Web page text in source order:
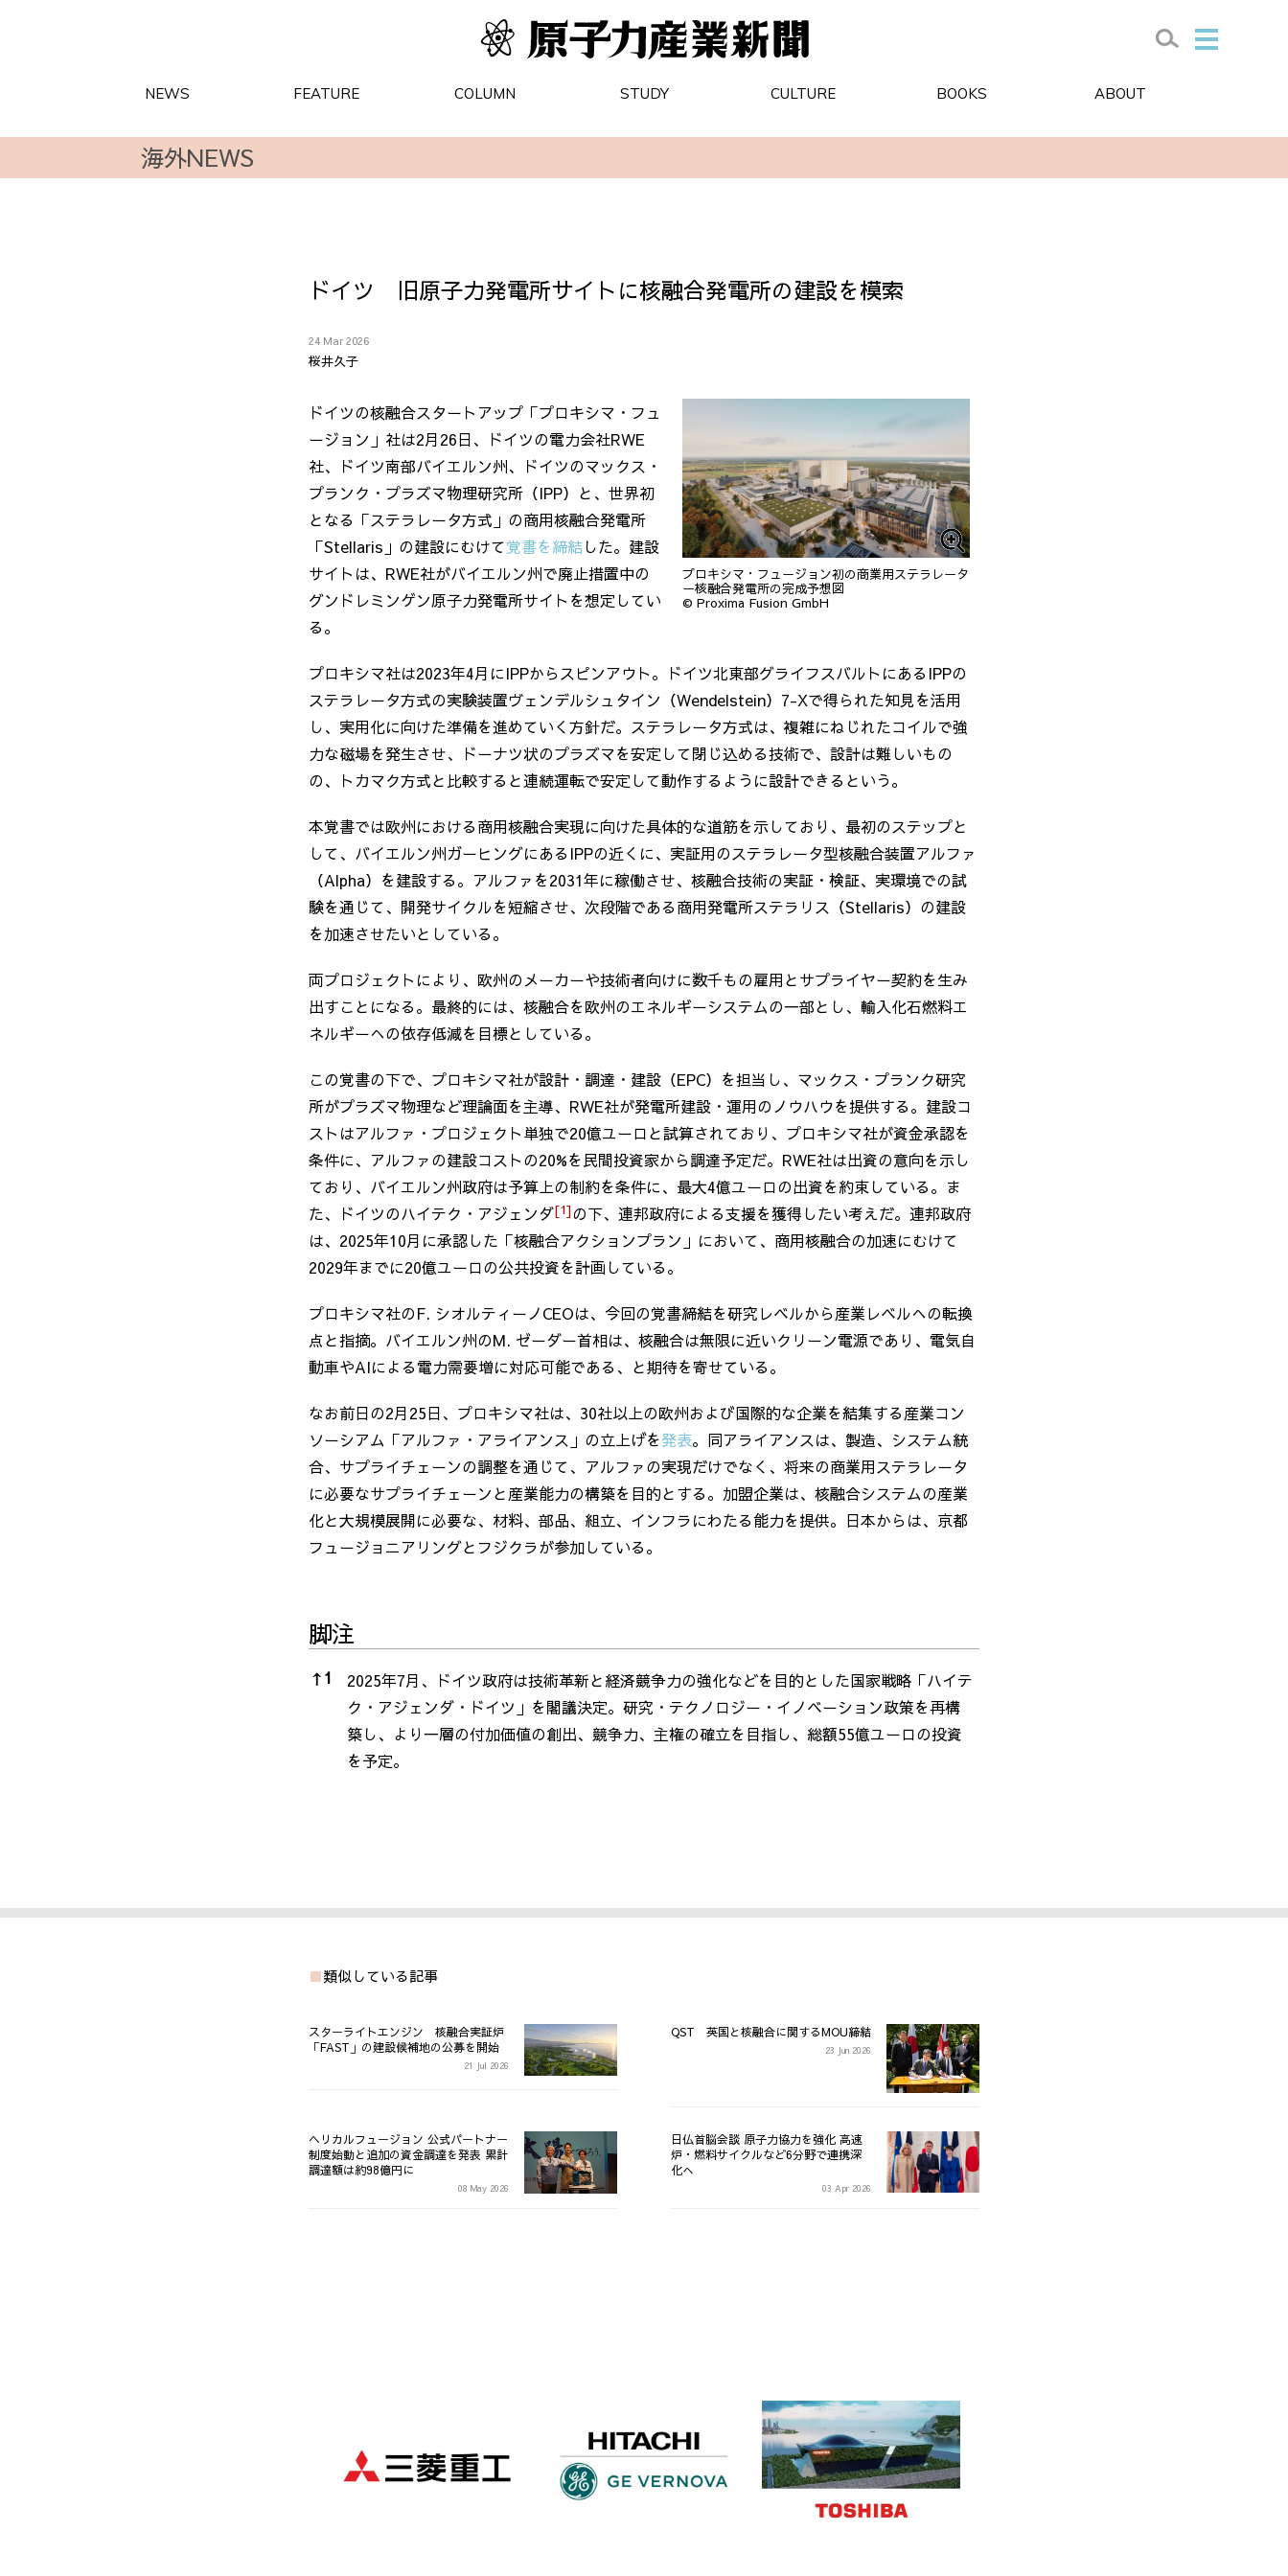
NEWS FEATURE COLUMN STUDY CULTURE BOOKS ABOUT
海外NEWS
ドイツ 旧原子力発電所サイトに核融合発電所の建設を模索
24 Mar 2026
桜井久子
プロキシマ・フュージョン初の商業用ステラレータ
ー核融合発電所の完成予想図
© Proxima Fusion GmbH
ドイツの核融合スタートアップ「プロキシマ・フュ
ージョン」社は2月26日、ドイツの電力会社RWE
社、ドイツ南部バイエルン州、ドイツのマックス・
プランク・プラズマ物理研究所（IPP）と、世界初
となる「ステラレータ方式」の商用核融合発電所
「Stellaris 」の建設にむけて覚書を締結した。建設
サイトは、 RWE社がバイエルン州で廃止措置中の
グンドレミンゲン原子力発電所サイトを想定してい
る。
プロキシマ社は2023年4月にIPPからスピンアウト。ドイツ北東部グライフスバルトにあるIPPの
ステラレータ方式の実験装置ヴェンデルシュタイン（Wendelstein）7-Xで得られた知見を活用
し、実用化に向けた準備を進めていく方針だ。ステラレータ方式は、複雑にねじれたコイルで強
力な磁場を発生させ、ドーナツ状のプラズマを安定して閉じ込める技術で、設計は難しいもの
の、トカマク方式と比較すると連続運転で安定して動作するように設計できるという。
本覚書では欧州における商用核融合実現に向けた具体的な道筋を示しており、最初のステップと
して、バイエルン州ガーヒングにある IPPの近くに、実証用のステラレータ型核融合装置アルファ
（Alpha）を建設する。アルファを2031年に稼働させ、核融合技術の実証・検証、実環境での試
験を通じて、開発サイクルを短縮させ、次段階である商用発電所ステラリス（Stellaris）の建設
を加速させたいとしている。
両プロジェクトにより、欧州のメーカーや技術者向けに数千もの雇用とサプライヤー契約を生み
出すことになる。最終的には、核融合を欧州のエネルギーシステムの一部とし、輸入化石燃料エ
ネルギーへの依存低減を目標としている。
この覚書の下で、プロキシマ社が設計・調達・建設（EPC）を担当し、マックス・プランク研究
所がプラズマ物理など理論面を主導、 RWE社が発電所建設・運用のノウハウを提供する。建設コ
ストはアルファ・プロジェクト単独で20億ユーロと試算されており、プロキシマ社が資金承認を
条件に、アルファの建設コストの20%を民間投資家から調達予定だ。RWE社は出資の意向を示し
ており、バイエルン州政府は予算上の制約を条件に、最大4億ユーロの出資を約束している。ま
た、ドイツのハイテク・アジェンダ[1]の下、連邦政府による支援を獲得したい考えだ。連邦政府
は、 2025年10月に承認した「核融合アクションプラン」において、商用核融合の加速にむけて
2029年までに20億ユーロの公共投資を計画している。
プロキシマ社のF. シオルティーノCEOは、今回の覚書締結を研究レベルから産業レベルへの転換
点と指摘。バイエルン州のM. ゼーダー首相は、核融合は無限に近いクリーン電源であり、電気自
動車やAIによる電力需要増に対応可能である、と期待を寄せている。
なお前日の2月25日、プロキシマ社は、 30社以上の欧州および国際的な企業を結集する産業コン
ソーシアム「アルファ・アライアンス」の立上げを発表。同アライアンスは、製造、システム統
合、サプライチェーンの調整を通じて、アルファの実現だけでなく、将来の商業用ステラレータ
に必要なサプライチェーンと産業能力の構築を目的とする。加盟企業は、核融合システムの産業
化と大規模展開に必要な、材料、部品、組立、インフラにわたる能力を提供。日本からは、京都
フュージョニアリングとフジクラが参加している。
脚注
脚注
↑1 2025年7月、ドイツ政府は技術革新と経済競争力の強化などを目的とした国家戦略「ハイテ
ク・アジェンダ・ドイツ」を閣議決定。研究・テクノロジー・イノベーション政策を再構
築し、より一層の付加価値の創出、競争力、主権の確立を目指し、総額55億ユーロの投資
を予定。
類似している記事
スターライトエンジン 核融合実証炉
「FAST」の建設候補地の公募を開始
21 Jul 2026
QST 英国と核融合に関するMOU締結
23 Jun 2026
ヘリカルフュージョン 公式パートナー
制度始動と追加の資金調達を発表 累計
調達額は約98億円に
08 May 2026
日仏首脳会談 原子力協力を強化 高速
炉・燃料サイクルなど6分野で連携深
化へ
03 Apr 2026